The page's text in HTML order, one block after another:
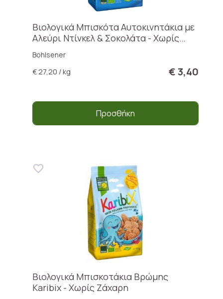
Βιολογικά Μπισκότα Αυτοκινητάκια με
Αλεύρι Ντίνκελ & Σοκολάτα - Χωρίς
Bohlsener
€ 27,20 / kg
€ 3,40
Προσθήκη
Βιολογικά Μπισκοτάκια Βρώμης
Karibix - Χωρίς Ζάχαρη